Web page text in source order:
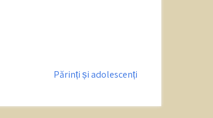
Părinți și adolescenți